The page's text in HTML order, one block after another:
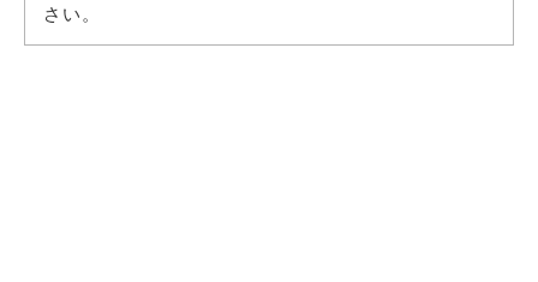
さい。